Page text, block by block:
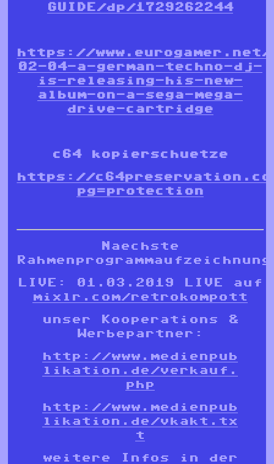
GUIDE/dp/1729262244
https://
02-04-a-german-techno-dj-
is-releasing-his-new-
album-on-a-sega-mega-
drive-cartridge
c64 kopierschuetze
https://
pg=protection
Naechste
LIVE: 01.03.2019 LIVE auf
mixlr.com/retrokompott
unser Kooperations &
Werbepartner:
http://www.medienpub
likation.de/verkauf.
php
http://www.medienpub
likation.de/vkakt.tx
t
weitere Infos in der